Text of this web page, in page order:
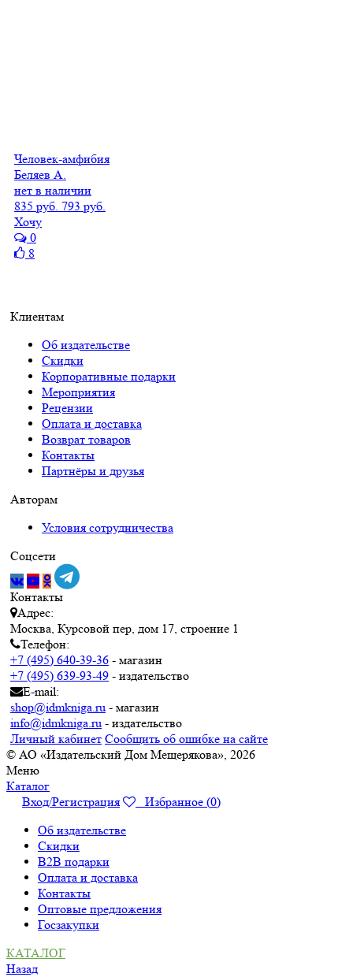
Человек-амфибия
Беляев А.
нет в наличии
835 руб. 793 руб.
Хочу
0
8
Клиентам
Об издательстве
Скидки
Корпоративные подарки
Мероприятия
Рецензии
Оплата и доставка
Возврат товаров
Контакты
Партнёры и друзья
Авторам
Условия сотрудничества
Соцсети
Контакты
Адрес:
Москва, Курсовой пер, дом 17, строение 1
Телефон:
+7 (495) 640-39-36 - магазин
+7 (495) 639-93-49 - издательство
E-mail:
shop@idmkniga.ru - магазин
info@idmkniga.ru - издательство
Личный кабинет Сообщить об ошибке на сайте
© АО «Издательский Дом Мещерякова», 2026
Меню
Каталог
Вход/Регистрация
Избранное (0)
Об издательстве
Скидки
B2B подарки
Оплата и доставка
Контакты
Оптовые предложения
Госзакупки
КАТАЛОГ
Назад